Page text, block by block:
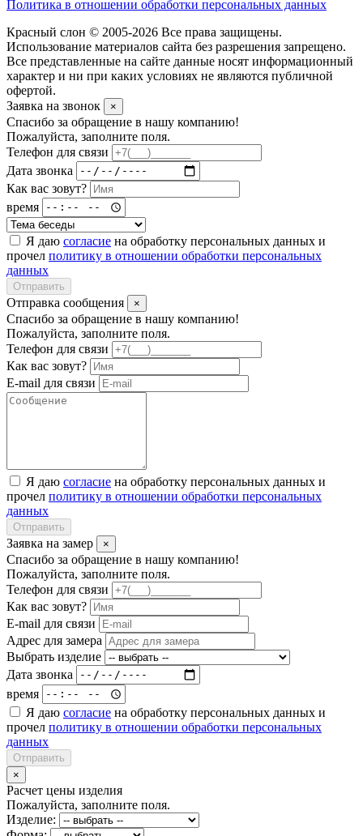
Политика в отношении обработки персональных данных
Красный слон © 2005-2026 Все права защищены.
Использование материалов сайта без разрешения запрещено.
Все представленные на сайте данные носят информационный
характер и ни при каких условиях не являются публичной
офертой.
Заявка на звонок
×
Спасибо за обращение в нашу компанию!
Пожалуйста, заполните поля.
Телефон для связи
Дата звонка
Как вас зовут?
время
Я даю согласие на обработку персональных данных и
прочел политику в отношении обработки персональных
данных
Отправить
Отправка сообщения ×
Спасибо за обращение в нашу компанию!
Пожалуйста, заполните поля.
Телефон для связи
Как вас зовут?
E-mail для связи
Я даю согласие на обработку персональных данных и
прочел политику в отношении обработки персональных
данных
Отправить
Заявка на замер ×
Спасибо за обращение в нашу компанию!
Пожалуйста, заполните поля.
Телефон для связи
Как вас зовут?
E-mail для связи
Адрес для замера
Выбрать изделие
Дата звонка
время
Я даю согласие на обработку персональных данных и
прочел политику в отношении обработки персональных
данных
Отправить
×
Расчет цены изделия
Пожалуйста, заполните поля.
Изделие: